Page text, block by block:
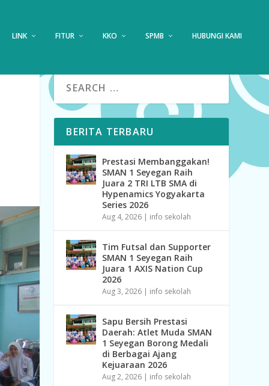
LINK FITUR KKO SPMB HUBUNGI KAMI
BERITA TERBARU
Prestasi Membanggakan!
SMAN 1 Seyegan Raih
Juara 2 TRI LTB SMA di
Hypenamics Yogyakarta
Series 2026
Aug 4, 2026 | info sekolah
Tim Futsal dan Supporter
SMAN 1 Seyegan Raih
Juara 1 AXIS Nation Cup
2026
Aug 3, 2026 | info sekolah
Sapu Bersih Prestasi
Daerah: Atlet Muda SMAN
1 Seyegan Borong Medali
di Berbagai Ajang
Kejuaraan 2026
Aug 2, 2026 | info sekolah